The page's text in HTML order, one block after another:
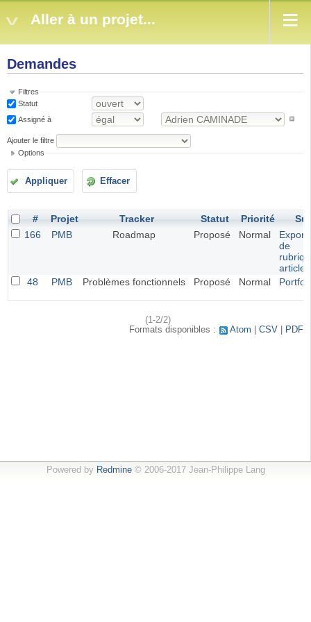
Aller à un projet...
Demandes
Filtres
Statut
Assigné à
Ajouter le filtre
Options
Appliquer Effacer
# Projet Tracker Statut Priorité
166
PMB Roadmap Proposé Normal
de
article
48
PMB Problèmes fonctionnels Proposé Normal
(1-2/2)
Formats disponibles :
Atom CSV PDF
Powered by Redmine© 2006-2017 Jean-Philippe Lang